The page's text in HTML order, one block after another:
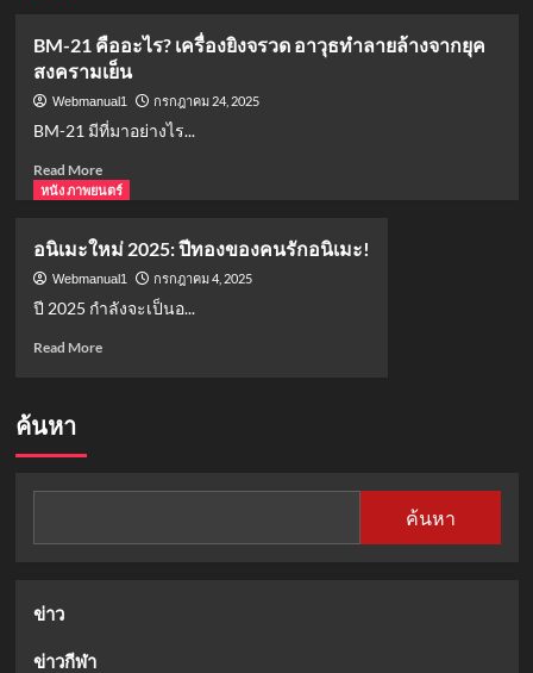
ธนาคาร
ไทย
ปิด
สาขา
ชายแดน
กัมพูชา
35
BM-21 คืออะไร? เครื่องยิงจรวด อาวุธทำลายล้างจากยุค
สงครามเย็น
Webmanual1 กรกฎาคม 24, 2025
BM-21 มีที่มาอย่างไร...
Read MoreRead
more
21
คือ
อะไร?
ยิง
หนัง ภาพยนตร์
อนิเมะใหม่ 2025: ปีทองของคนรักอนิเมะ!
Webmanual1 กรกฎาคม 4, 2025
ปี 2025 กำลังจะเป็นอ...
Read MoreRead
ทอง
ค้นหา
ค้นหา
ข่าว
ข่าวกีฬา